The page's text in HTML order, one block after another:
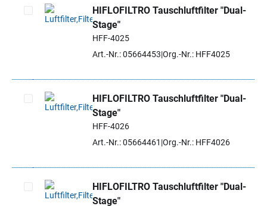
Artikel auswählen
HIFLOFILTRO Tauschluftfilter "Dual-
Stage"
HFF-4025
Art.-Nr.: 05664453 Org.-Nr.: HFF4025
Artikel auswählen
HIFLOFILTRO Tauschluftfilter "Dual-
Stage"
HFF-4026
Art.-Nr.: 05664461 Org.-Nr.: HFF4026
HIFLOFILTRO Tauschluftfilter "Dual-
Stage"